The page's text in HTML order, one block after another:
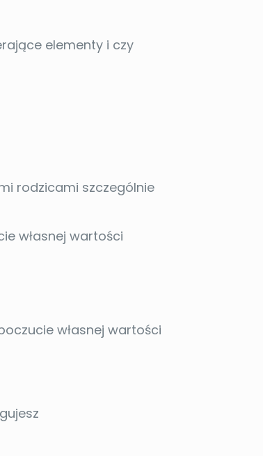
elementy i czy
rodzicami szczególnie
własnej wartości
własnej wartości